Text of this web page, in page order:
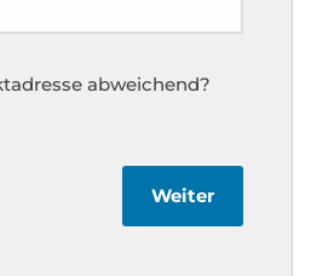
abweichend?
Weiter